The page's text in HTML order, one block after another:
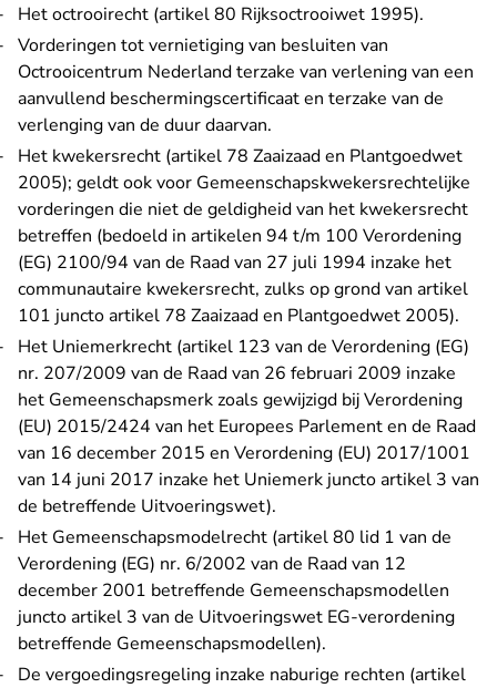
Het octrooirecht (artikel 80 Rijksoctrooiwet 1995).
Vorderingen tot vernietiging van besluiten van
Octrooicentrum Nederland terzake van verlening van een
aanvullend beschermingscertificaat en terzake van de
verlenging van de duur daarvan.
Het kwekersrecht (artikel 78 Zaaizaad en Plantgoedwet
2005); geldt ook voor Gemeenschapskwekersrechtelijke
vorderingen die niet de geldigheid van het kwekersrecht
betreffen (bedoeld in artikelen 94 t/m 100 Verordening
(EG) 2100/94 van de Raad van 27 juli 1994 inzake het
communautaire kwekersrecht, zulks op grond van artikel
101 juncto artikel 78 Zaaizaad en Plantgoedwet 2005).
Het Uniemerkrecht (artikel 123 van de Verordening (EG)
nr. 207/2009 van de Raad van 26 februari 2009 inzake
het Gemeenschapsmerk zoals gewijzigd bij Verordening
(EU) 2015/2424 van het Europees Parlement en de Raad
van 16 december 2015 en Verordening (EU) 2017/1001
van 14 juni 2017 inzake het Uniemerk juncto artikel 3 van
de betreffende Uitvoeringswet).
Het Gemeenschapsmodelrecht (artikel 80 lid 1 van de
Verordening (EG) nr. 6/2002 van de Raad van 12
december 2001 betreffende Gemeenschapsmodellen
juncto artikel 3 van de Uitvoeringswet EG-verordening
betreffende Gemeenschapsmodellen).
De vergoedingsregeling inzake naburige rechten (artikel